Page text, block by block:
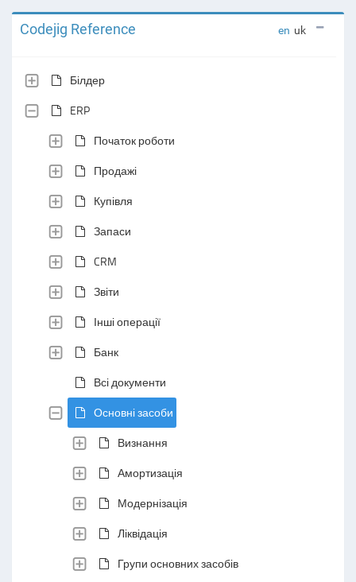
Codejig Reference en uk
Білдер
ERP
Початок роботи
Продажі
Купівля
Запаси
CRM
Звіти
Інші операції
Банк
Всі документи
Основні засоби
Визнання
Амортизація
Модернізація
Ліквідація
Групи основних засобів